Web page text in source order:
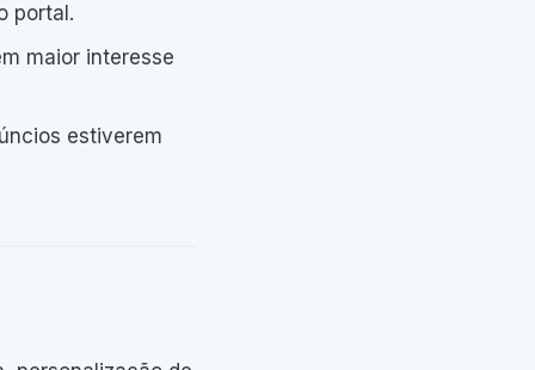
portal.
maior interesse
estiverem